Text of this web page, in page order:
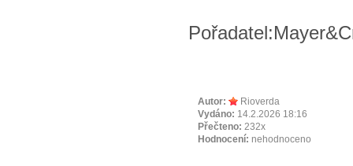
Autor:
Rioverda
Vydáno: 14.2.2026 18:16
Přečteno: 232x
Hodnocení: nehodnoceno